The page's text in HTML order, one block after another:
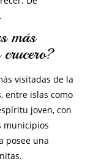
más
visitadas de la
entre islas como
joven, con
municipios
posee una